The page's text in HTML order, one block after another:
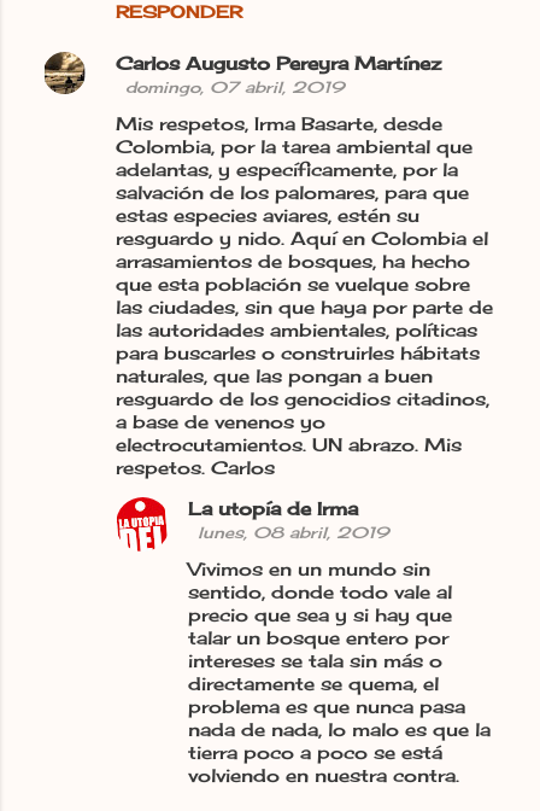
RESPONDER
Carlos Augusto Pereyra Martínez
domingo, 07 abril, 2019
Mis respetos, Irma Basarte, desde
Colombia, por la tarea ambiental que
adelantas, y específicamente, por la
salvación de los palomares, para que
estas especies aviares, estén su
resguardo y nido. Aquí en Colombia el
arrasamientos de bosques, ha hecho
que esta población se vuelque sobre
las ciudades, sin que haya por parte de
las autoridades ambientales, políticas
para buscarles o construirles hábitats
naturales, que las pongan a buen
resguardo de los genocidios citadinos,
a base de venenos yo
electrocutamientos. UN abrazo. Mis
respetos. Carlos
La utopía de Irma
lunes, 08 abril, 2019
Vivimos en un mundo sin
sentido, donde todo vale al
precio que sea y si hay que
talar un bosque entero por
intereses se tala sin más o
directamente se quema, el
problema es que nunca pasa
nada de nada, lo malo es que la
tierra poco a poco se está
volviendo en nuestra contra.